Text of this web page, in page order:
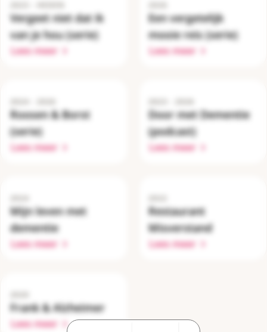
Vergeet niet dat ik
van je hou (serie)
Lees meer
Een vergetelijk
mooie reis (serie)
Lees meer
Roosen & Borst
(serie)
Lees meer
Door met Dementie
(podcast)
Lees meer
Mijn leven met
dementie
Lees meer
Restaurant
Misverstand
Lees meer
Frank & Alzheimer
Lees meer